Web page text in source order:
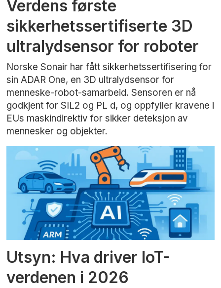
Verdens første
sikkerhetssertifiserte 3D
ultralydsensor for roboter
Norske Sonair har fått sikkerhetssertifisering for
sin ADAR One, en 3D ultralydsensor for
menneske-robot-samarbeid. Sensoren er nå
godkjent for SIL2 og PL d, og oppfyller kravene i
EUs maskindirektiv for sikker deteksjon av
mennesker og objekter.
Utsyn: Hva driver IoT-
verdenen i 2026